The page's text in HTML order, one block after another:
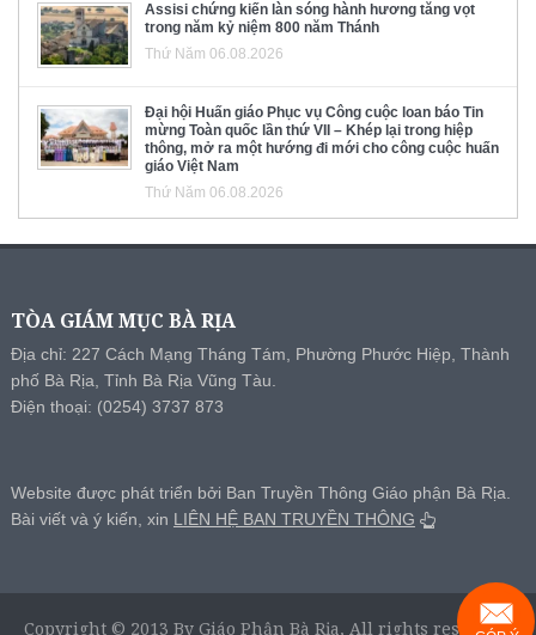
Assisi chứng kiến làn sóng hành hương tăng vọt
trong năm kỷ niệm 800 năm Thánh
Thứ Năm 06.08.2026
Đại hội Huấn giáo Phục vụ Công cuộc loan báo Tin
mừng Toàn quốc lần thứ VII – Khép lại trong hiệp
thông, mở ra một hướng đi mới cho công cuộc huấn
giáo Việt Nam
Thứ Năm 06.08.2026
TÒA GIÁM MỤC BÀ RỊA
Địa chỉ: 227 Cách Mạng Tháng Tám, Phường Phước Hiệp, Thành
phố Bà Rịa, Tỉnh Bà Rịa Vũng Tàu.
Điện thoại: (0254) 3737 873
Website được phát triển bởi Ban Truyền Thông Giáo phận Bà Rịa.
Bài viết và ý kiến, xin LIÊN HỆ BAN TRUYỀN THÔNG
Copyright © 2013 By Giáo Phận Bà Rịa, All rights reserved.